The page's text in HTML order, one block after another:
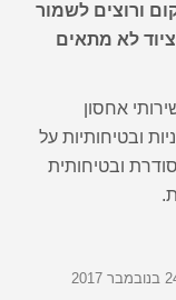
ורוצים לשמור
לא מתאים
אחסון
ובטיחותיות על
ובטיחותית
2017